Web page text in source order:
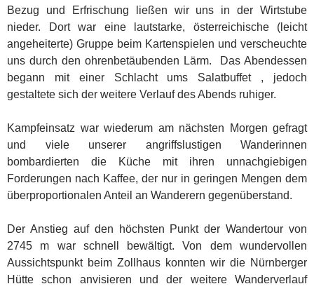
Bezug und Erfrischung ließen wir uns in der Wirtstube
nieder. Dort war eine lautstarke, österreichische (leicht
angeheiterte) Gruppe beim Kartenspielen und verscheuchte
uns durch den ohrenbetäubenden Lärm. Das Abendessen
begann mit einer Schlacht ums Salatbuffet , jedoch
gestaltete sich der weitere Verlauf des Abends ruhiger.
Kampfeinsatz war wiederum am nächsten Morgen gefragt
und viele unserer angriffslustigen Wanderinnen
bombardierten die Küche mit ihren unnachgiebigen
Forderungen nach Kaffee, der nur in geringen Mengen dem
überproportionalen Anteil an Wanderern gegenüberstand.
Der Anstieg auf den höchsten Punkt der Wandertour von
2745 m war schnell bewältigt. Von dem wundervollen
Aussichtspunkt beim Zollhaus konnten wir die Nürnberger
Hütte schon anvisieren und der weitere Wanderverlauf